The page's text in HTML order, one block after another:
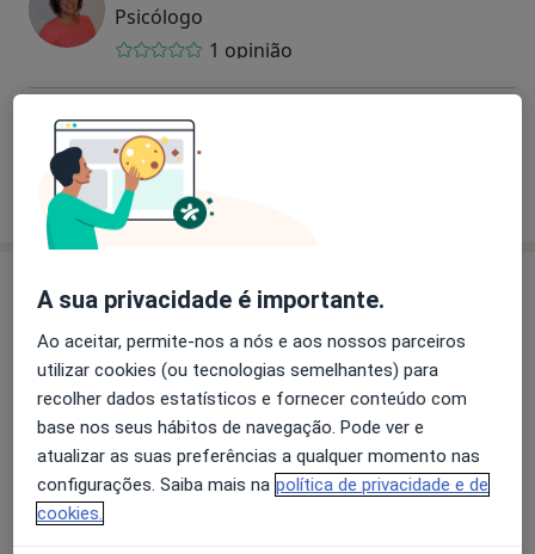
Psicólogo
1 opinião
Dr. Mariana Cardoso Correia
Psicólogo
Ampliar o mapa
UPmind Academy
Rua do Espírito Santo 71, Ponta Delgada 9500-465
A sua privacidade é importante.
Ao aceitar, permite-nos a nós e aos nossos parceiros
utilizar cookies (ou tecnologias semelhantes) para
recolher dados estatísticos e fornecer conteúdo com
base nos seus hábitos de navegação. Pode ver e
atualizar as suas preferências a qualquer momento nas
configurações. Saiba mais na política de privacidade e de
cookies.